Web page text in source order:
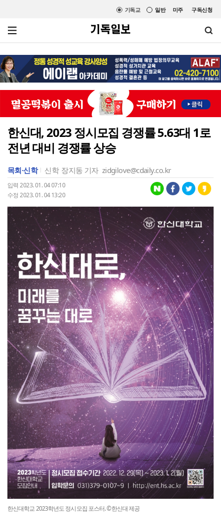
미주 구독신청
일반
기독교
한신대, 2023 정시모집 경쟁률 5.63대 1로
전년 대비 경쟁률 상승
목회·신학 신학 장지동 기자 zidgilove@cdaily.co.kr
입력 2023. 01. 04 07:10
수정 2023. 01. 04 13:20
한신대학교 2023학년도 정시모집 포스터. ©한신대 제공